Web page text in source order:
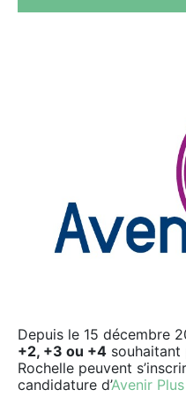
Depuis le 15 décembre
+2, +3 ou +4 souhaitant
Rochelle peuvent
candidature d’Avenir